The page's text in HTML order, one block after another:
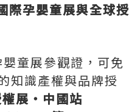
際孕嬰童展與全球授
童展參觀證，可免
知識產權與品牌授
權展‧中國站